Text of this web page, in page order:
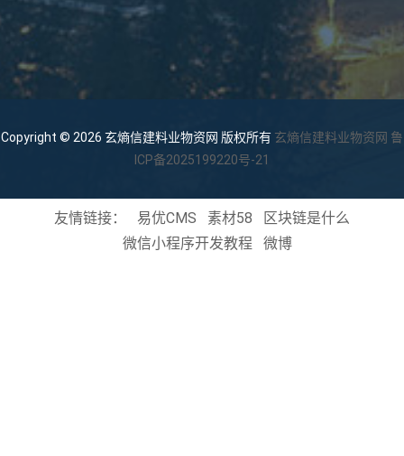
Copyright © 2026 玄熵信建料业物资网 版权所有 玄熵信建料业物资网 鲁
ICP备2025199220号-21
友情链接： 易优CMS 素材58
区块链是什么
微信小程序开发教程
微博